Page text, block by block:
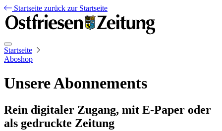
Startseite zurück zur Startseite
Startseite
Aboshop
Unsere Abonnements
Rein digitaler Zugang, mit E-Paper oder
als gedruckte Zeitung